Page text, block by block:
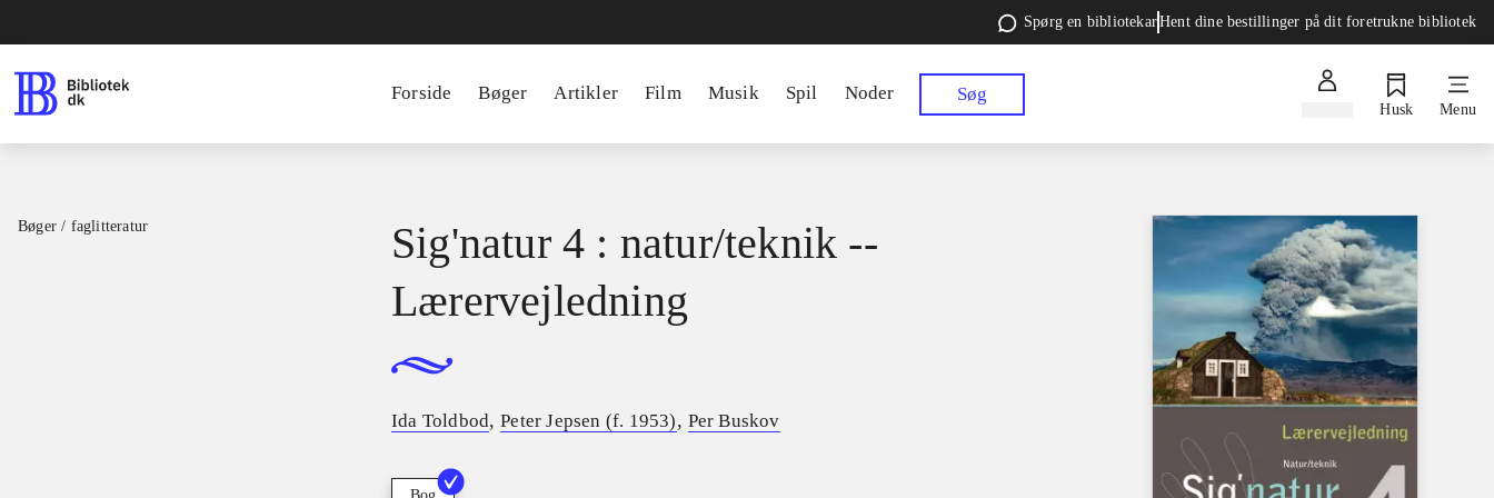
Spørg en bibliotekarHent dine bestillinger på dit foretrukne bibliotek
Forside Bøger Artikler Film Musik Spil Noder Søg
Husk Menu
Bøger / faglitteratur
Sig'natur 4 : natur/teknik --
Lærervejledning
Ida Toldbod,Peter Jepsen (f. 1953), Per Buskov